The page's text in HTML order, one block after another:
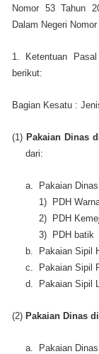
Nomor 53 Tahun
Dalam Negeri
1. Ketentuan
berikut:
Bagian Kesatu :
(1) Pakaian Dinas
dari:
a. Pakaian
1) PDH
2) PDH
3) PDH batik
b. Pakaian Sipil
c. Pakaian Sipil
d. Pakaian Sipil
(2) Pakaian Dinas
a. Pakaian